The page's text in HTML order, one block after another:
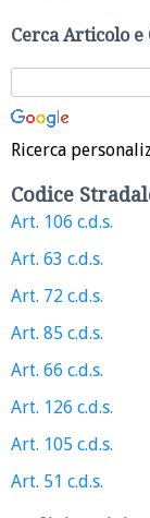
Cerca Articolo e
Ricerca
Codice
Art. 106 c.d.s.
Art. 63 c.d.s.
Art. 72 c.d.s.
Art. 85 c.d.s.
Art. 66 c.d.s.
Art. 126 c.d.s.
Art. 105 c.d.s.
Art. 51 c.d.s.